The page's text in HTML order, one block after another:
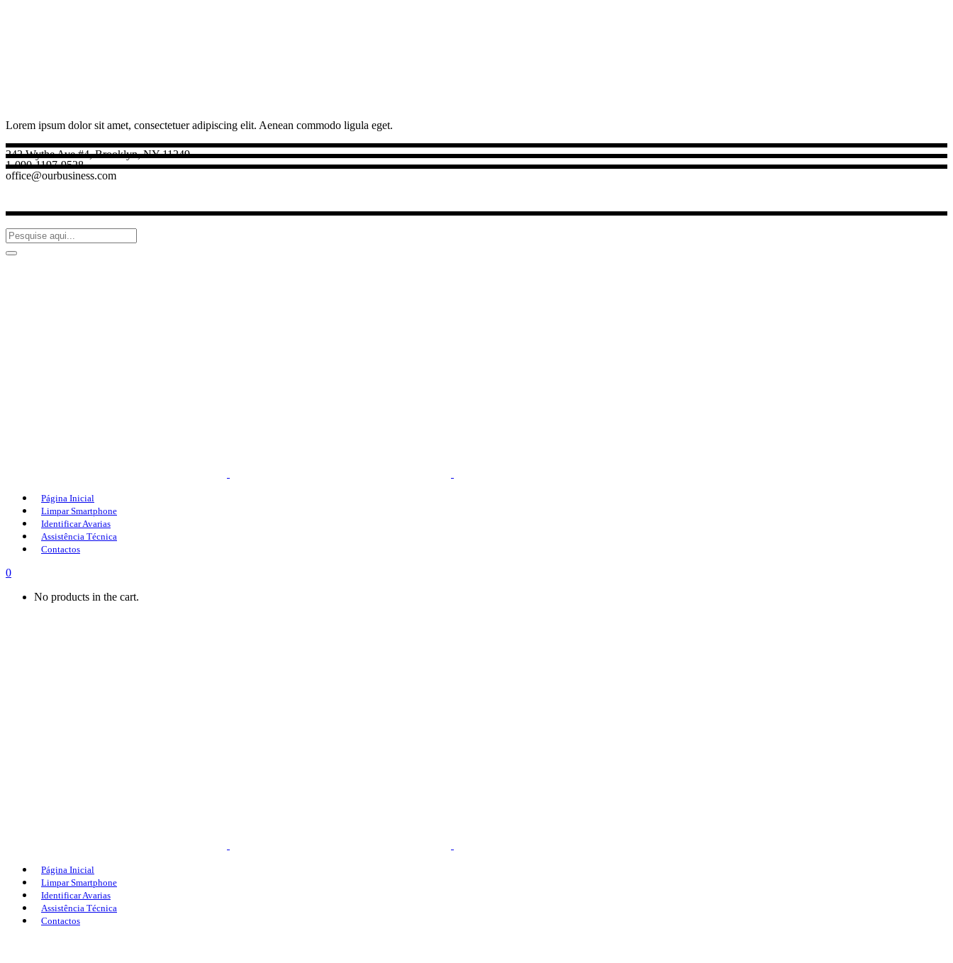
Lorem ipsum dolor sit amet, consectetuer adipiscing elit. Aenean commodo ligula eget.
242 Wythe Ave #4, Brooklyn, NY 11249
1-090-1197-9528
office@ourbusiness.com
Página Inicial
Limpar Smartphone
Identificar Avarias
Assistência Técnica
Contactos
0
No products in the cart.
Página Inicial
Limpar Smartphone
Identificar Avarias
Assistência Técnica
Contactos